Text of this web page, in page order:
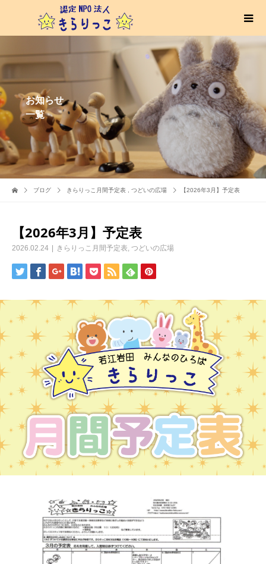
お知らせ
一覧
ブログ きらりっこ月間予定表 つどいの広場 【2026年3月】予定表
【2026年3月】予定表
2026.02.24 きらりっこ月間予定表, つどいの広場